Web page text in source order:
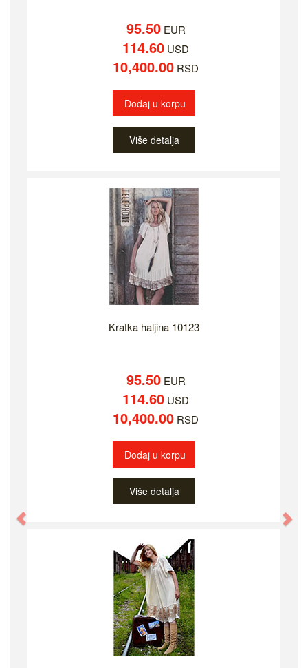
95.50EUR
114.60 USD
10,400.00 RSD
Dodaj u korpu
Više detalja
Kratka haljina 10123
95.50EUR
114.60 USD
10,400.00 RSD
Dodaj u korpu
Više detalja